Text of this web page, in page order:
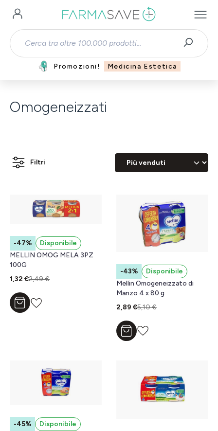
Passa al contenuto principale
Promozioni! Medicina Estetica
Omogeneizzati
Filtri
-47%
Disponibile
MELLIN OMOG MELA 3PZ
100G
1,32 €2,49 €
Aggiungi al carrello
-43%
Disponibile
Mellin Omogeneizzato di
Manzo 4 x 80 g
2,89 €5,10 €
Aggiungi al carrello
-45%
Disponibile